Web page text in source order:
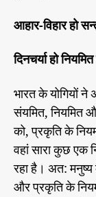
आहार-विहार हो
दिनचर्या हो
भारत के योगियों ने
संयमित, नियमित
को, प्रकृति के
वहां सारा कुछ एक
रहा है। अत: मनुष्य
और प्रकृति के